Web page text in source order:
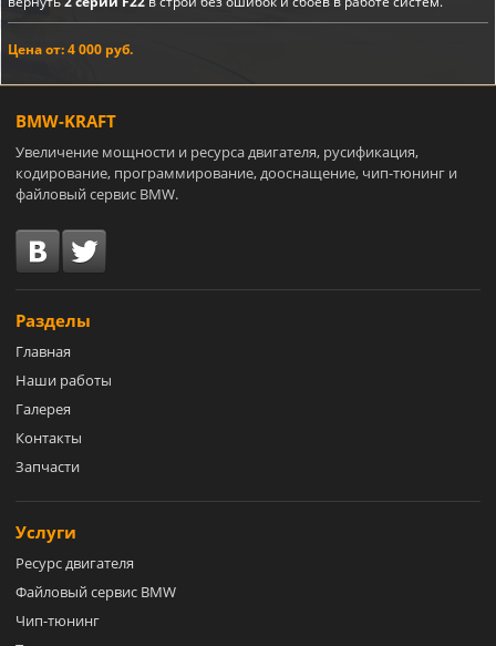
Цена от: 4 000 руб.
BMW-KRAFT
Увеличение мощности и ресурса двигателя, русификация,
кодирование, программирование, дооснащение, чип-тюнинг и
файловый сервис BMW.
Разделы
Главная
Наши работы
Галерея
Контакты
Запчасти
Услуги
Ресурс двигателя
Файловый сервис BMW
Чип-тюнинг